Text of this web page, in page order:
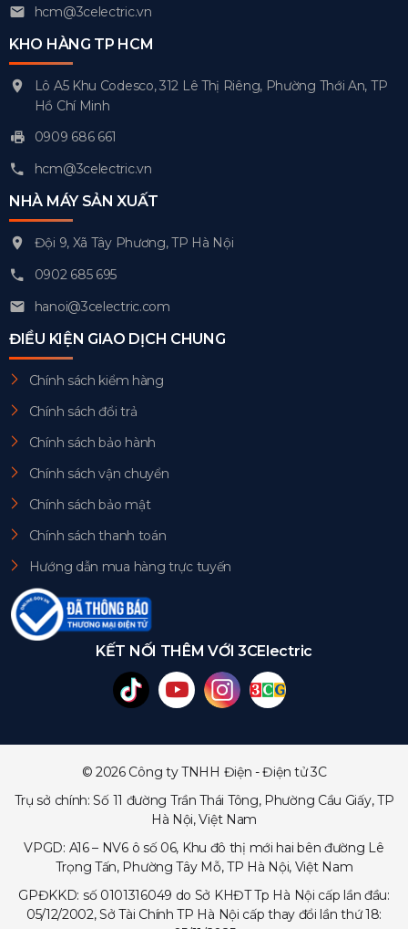
hcm@3celectric.vn
KHO HÀNG TP HCM
Lô A5 Khu Codesco, 312 Lê Thị Riêng, Phường Thới An, TP
Hồ Chí Minh
0909 686 661
hcm@3celectric.vn
NHÀ MÁY SẢN XUẤT
Đội 9, Xã Tây Phương, TP Hà Nội
0902 685 695
hanoi@3celectric.com
ĐIỀU KIỆN GIAO DỊCH CHUNG
Chính sách kiểm hàng
Chính sách đổi trả
Chính sách bảo hành
Chính sách vận chuyển
Chính sách bảo mật
Chính sách thanh toán
Hướng dẫn mua hàng trực tuyến
KẾT NỐI THÊM VỚI 3CElectric
© 2026 Công ty TNHH Điện - Điện tử 3C
Trụ sở chính: Số 11 đường Trần Thái Tông, Phường Cầu Giấy, TP
Hà Nội, Việt Nam
VPGD: A16 – NV6 ô số 06, Khu đô thị mới hai bên đường Lê
Trọng Tấn, Phường Tây Mỗ, TP Hà Nội, Việt Nam
GPĐKKD: số 0101316049 do Sở KHĐT Tp Hà Nội cấp lần đầu:
05/12/2002, Sở Tài Chính TP Hà Nội cấp thay đổi lần thứ 18: